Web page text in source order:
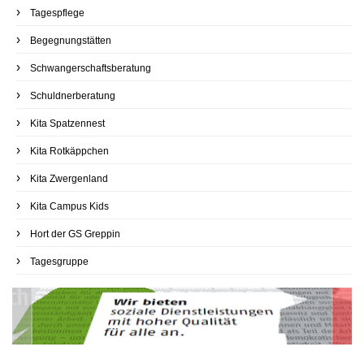
Hort der GS Greppin
Tagesgruppe
Tagespflege
Begegnungstätten
Schwangerschaftsberatung
Schuldnerberatung
Kita Spatzennest
Kita Rotkäppchen
Kita Zwergenland
Kita Campus Kids
Hort der GS Greppin
Tagesgruppe